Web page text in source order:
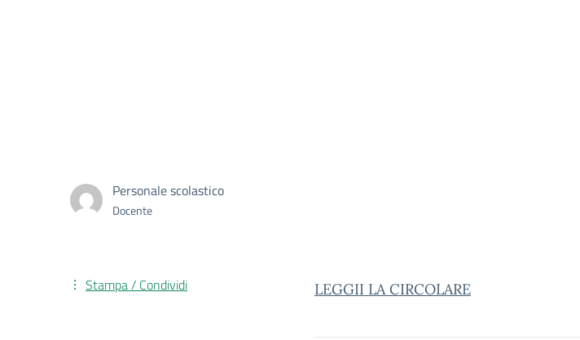
Personale scolastico
Docente
LEGGII LA CIRCOLARE
Stampa / Condividi